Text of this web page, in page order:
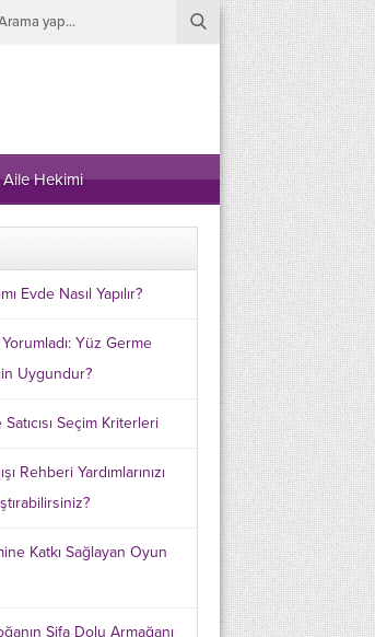
Hekimi
Evde Nasıl Yapılır?
Yüz Germe
Uygundur?
Seçim Kriterleri
Rehberi Yardımlarınızı
Katkı Sağlayan Oyun
Şifa Dolu Armağanı